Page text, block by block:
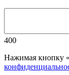
400
Нажимая кнопку